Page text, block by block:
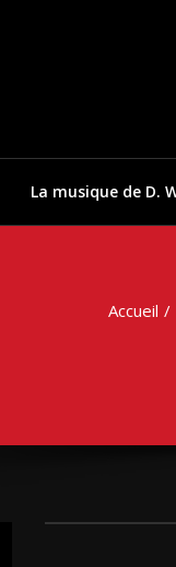
La musique de D.
Accueil